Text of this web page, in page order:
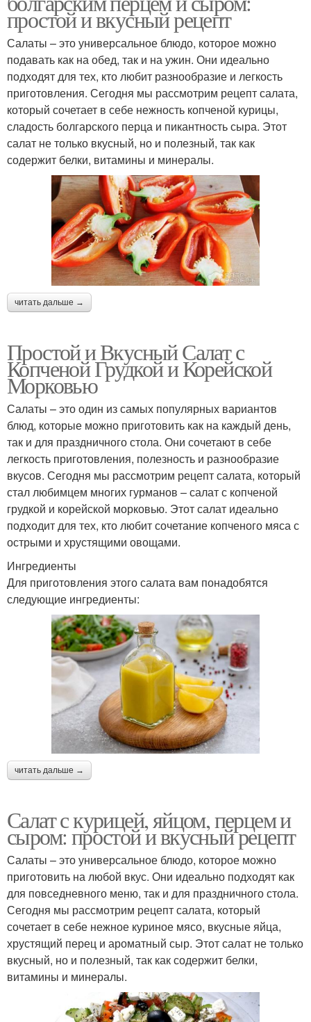
простой и вкусный рецепт
Салаты – это универсальное блюдо, которое можно
подавать как на обед, так и на ужин. Они идеально
подходят для тех, кто любит разнообразие и легкость
приготовления. Сегодня мы рассмотрим рецепт салата,
который сочетает в себе нежность копченой курицы,
сладость болгарского перца и пикантность сыра. Этот
салат не только вкусный, но и полезный, так как
содержит белки, витамины и минералы.
читать дальше →
Простой и Вкусный Салат с
Копченой Грудкой и Корейской
Морковью
Салаты – это один из самых популярных вариантов
блюд, которые можно приготовить как на каждый день,
так и для праздничного стола. Они сочетают в себе
легкость приготовления, полезность и разнообразие
вкусов. Сегодня мы рассмотрим рецепт салата, который
стал любимцем многих гурманов – салат с копченой
грудкой и корейской морковью. Этот салат идеально
подходит для тех, кто любит сочетание копченого мяса с
острыми и хрустящими овощами.
Ингредиенты
Для приготовления этого салата вам понадобятся
следующие ингредиенты:
читать дальше →
Салат с курицей, яйцом, перцем и
сыром: простой и вкусный рецепт
Салаты – это универсальное блюдо, которое можно
приготовить на любой вкус. Они идеально подходят как
для повседневного меню, так и для праздничного стола.
Сегодня мы рассмотрим рецепт салата, который
сочетает в себе нежное куриное мясо, вкусные яйца,
хрустящий перец и ароматный сыр. Этот салат не только
вкусный, но и полезный, так как содержит белки,
витамины и минералы.